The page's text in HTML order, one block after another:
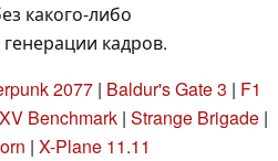
какого-либо
кадров.
2077| Baldur's Gate 3 | F1
Benchmark | Strange Brigade |
| X-Plane 11.11